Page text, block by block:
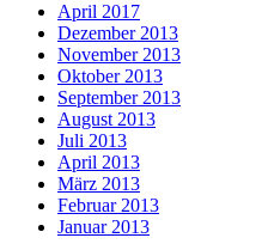
April 2017
Dezember 2013
November 2013
Oktober 2013
September 2013
August 2013
Juli 2013
April 2013
März 2013
Februar 2013
Januar 2013